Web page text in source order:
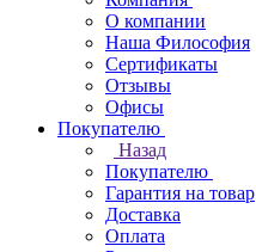
О компании
Наша Философия
Сертификаты
Отзывы
Офисы
Покупателю
Назад
Покупателю
Гарантия на товар
Доставка
Оплата